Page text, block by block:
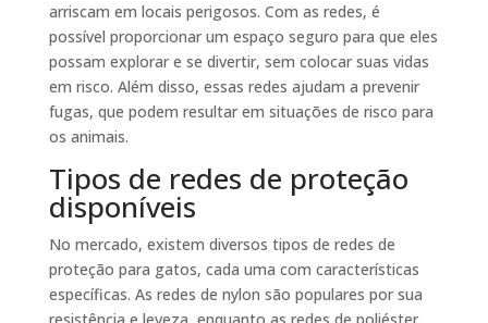
arriscam em locais perigosos. Com as redes, é
possível proporcionar um espaço seguro para que eles
possam explorar e se divertir, sem colocar suas vidas
em risco. Além disso, essas redes ajudam a prevenir
fugas, que podem resultar em situações de risco para
os animais.
Tipos de redes de proteção
disponíveis
No mercado, existem diversos tipos de redes de
proteção para gatos, cada uma com características
específicas. As redes de nylon são populares por sua